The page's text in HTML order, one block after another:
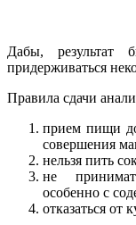
Дабы, результат
придерживаться
Правила сдачи
прием пищи
совершения
нельзя пить
не
особенно с
отказаться от